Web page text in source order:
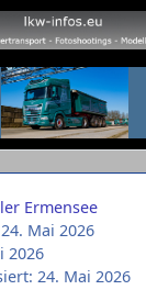
Ermensee
Mai 2026
2026
24. Mai 2026